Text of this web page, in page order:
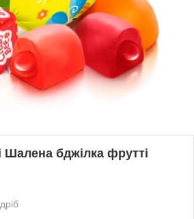
Шалена бджілка фрутті